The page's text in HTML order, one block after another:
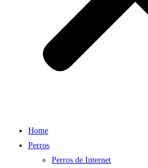
Home
Perros
Perros de Internet